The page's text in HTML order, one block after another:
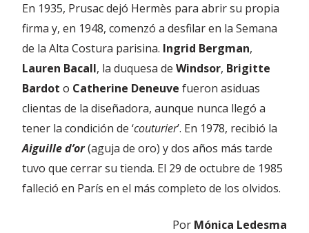
En 1935, Prusac dejó Hermès para abrir su propia
firma y, en 1948, comenzó a desfilar en la Semana
de la Alta Costura parisina. Ingrid Bergman,
Lauren Bacall, la duquesa de Windsor, Brigitte
Bardot o Catherine Deneuve fueron asiduas
clientas de la diseñadora, aunque nunca llegó a
tener la condición de ‘couturier’. En 1978, recibió la
Aiguille d’or(aguja de oro) y dos años más tarde
tuvo que cerrar su tienda. El 29 de octubre de 1985
falleció en París en el más completo de los olvidos.
Por Mónica Ledesma